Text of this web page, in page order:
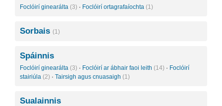
Foclóirí ginearálta (3) · Foclóirí ortagrafaíochta (1)
Sorbais (1)
Spáinnis
Foclóirí ginearálta (3) · Foclóirí ar ábhair faoi leith (14) · Foclóirí
stairiúla (2) · Tairsigh agus cnuasaigh (1)
Sualainnis